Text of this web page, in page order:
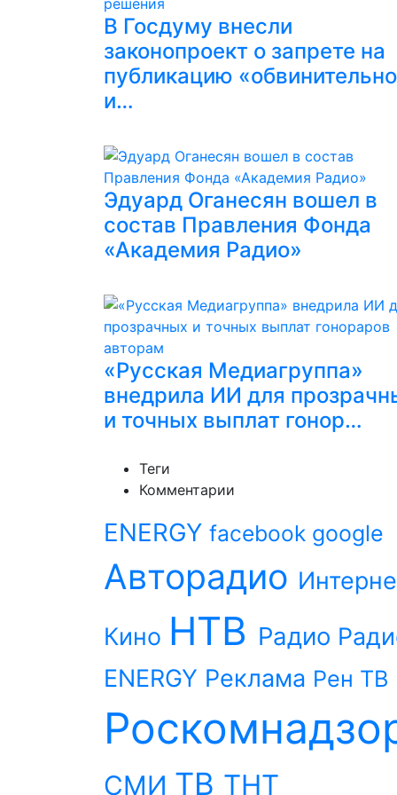
В Госдуму внесли
законопроект о запрете на
публикацию
и…
Эдуард Оганесян вошел в
состав Правления Фонда
«Академия Радио»
«Русская Медиагруппа»
внедрила ИИ для
и точных выплат гонор…
Теги
Комментарии
ENERGY facebook google
Авторадио
Кино НТВ Радио
ENERGY Реклама Рен ТВ
СМИ ТВ ТНТ